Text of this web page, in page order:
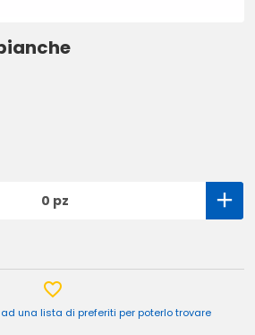
0 pz
una lista di preferiti per poterlo trovare